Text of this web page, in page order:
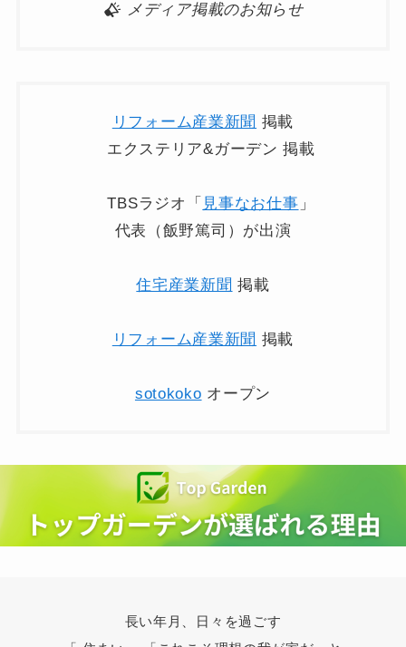
メディア掲載のお知らせ
リフォーム産業新聞 掲載
エクステリア&ガーデン 掲載
TBSラジオ「 見事なお仕事 」
代表（飯野篤司）が出演
住宅産業新聞 掲載
リフォーム産業新聞 掲載
sotokoko オープン
長い年月、日々を過ごす